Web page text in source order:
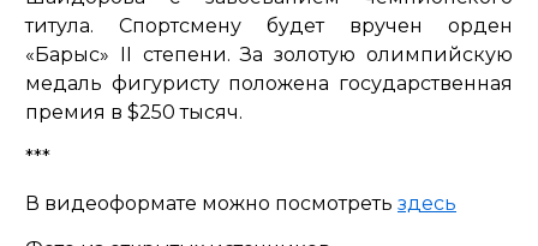
титула. Спортсмену будет вручен орден
«Барыс» II степени. За золотую олимпийскую
медаль фигуристу положена государственная
премия в $250 тысяч.
***
В видеоформате можно посмотреть здесь